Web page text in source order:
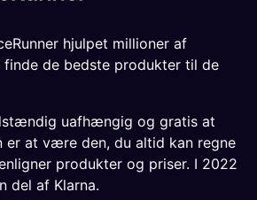
hjulpet millioner af
finde de bedste produkter til de
uafhængig og gratis at
er at være den, du altid kan regne
produkter og priser. I 2022
del af Klarna.